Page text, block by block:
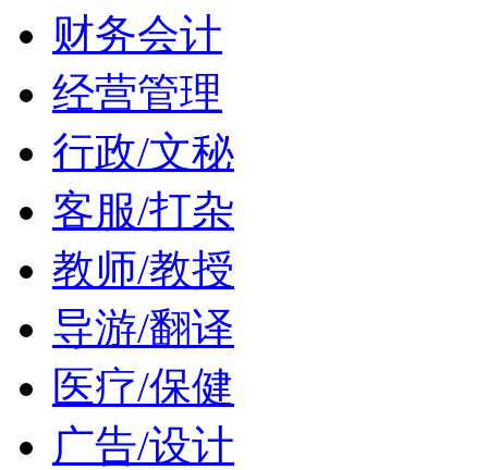
财务会计
经营管理
行政/文秘
客服/打杂
教师/教授
导游/翻译
医疗/保健
广告/设计